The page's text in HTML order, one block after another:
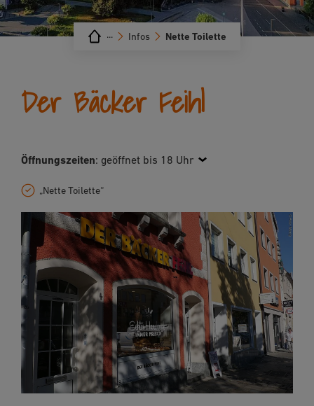
Nette Toilette
Infos
···
Der Bäcker Feihl
Öffnungszeiten: geöffnet bis 18 Uhr
„Nette Toilette“